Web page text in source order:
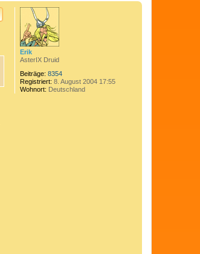
Erik
AsterIX Druid
Beiträge: 8354
Registriert: 8. August 2004 17:55
Wohnort: Deutschland